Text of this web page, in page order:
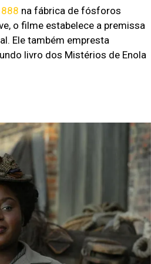
na fábrica de fósforos
o filme estabelece a premissa
Ele também empresta
livro dos Mistérios de Enola